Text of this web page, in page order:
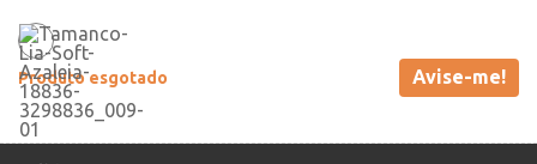
Produto esgotado Avise-me!